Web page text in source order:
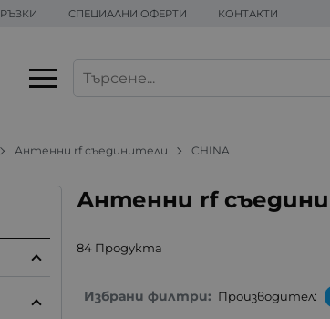
СПЕЦИАЛНИ ОФЕРТИ КОНТАКТИ
Антенни rf съединители CHINA
Антенни rf
84 Продукта
Избрани филтри: Производител: